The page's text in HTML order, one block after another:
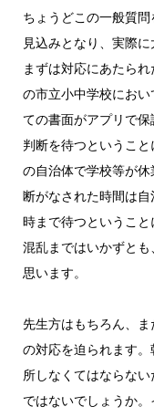
ちょうどこの一般質
見込みとなり、実際
まずは対応にあたら
の市立小中学校にお
ての書面がアプリで
判断を待つというこ
の自治体で学校等が
断がなされた時間は
時まで待つというこ
混乱まではいかずと
思います。
先生方はもちろん、
の対応を迫られます
所しなくてはならな
ではないでしょうか